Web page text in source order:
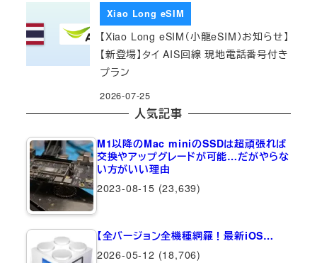
Xiao Long eSIM
【Xiao Long eSIM（小龍eSIM）お知らせ】
【新登場】タイ AIS回線 現地電話番号付き
プラン
2026-07-25
人気記事
M1以降のMac miniのSSDは超頑張れば
交換やアップグレードが可能…だがやらな
い方がいい理由
2023-08-15 (23,639)
【全バージョン全機種網羅！最新iOS…
2026-05-12 (18,706)